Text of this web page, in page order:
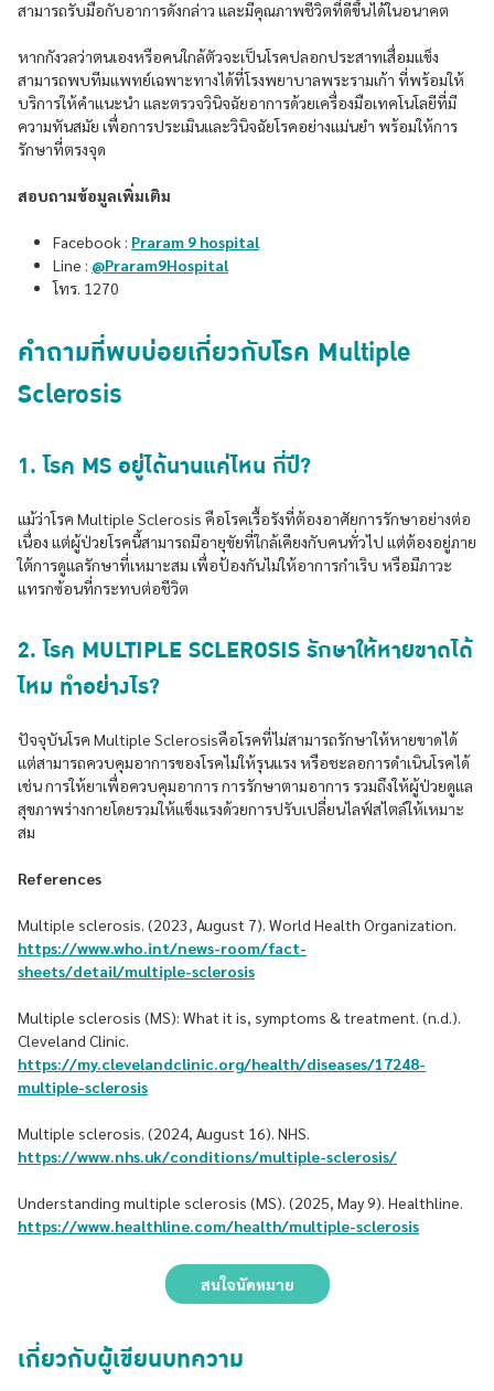
สามารถรับมือกับอาการดังกล่าว และมีคุณภาพชีวิตที่ดีขึ้นได้ในอนาคต
หากกังวลว่าตนเองหรือคนใกล้ตัวจะเป็นโรคปลอกประสาทเสื่อมแข็ง
สามารถพบทีมแพทย์เฉพาะทางได้ที่โรงพยาบาลพระรามเก้า ที่พร้อมให้
บริการให้คำแนะนำ และตรวจวินิจฉัยอาการด้วยเครื่องมือเทคโนโลยีที่มี
ความทันสมัย เพื่อการประเมินและวินิจฉัยโรคอย่างแม่นยำ พร้อมให้การ
รักษาที่ตรงจุด
สอบถามข้อมูลเพิ่มเติม
Facebook : Praram 9 hospital
Line : @Praram9Hospital
โทร. 1270
คำถามที่พบบ่อยเกี่ยวกับโรค Multiple
Sclerosis
1. โรค MS อยู่ได้นานแค่ไหน กี่ปี?
แม้ว่าโรค Multiple Sclerosis คือโรคเรื้อรังที่ต้องอาศัยการรักษาอย่างต่อ
เนื่อง แต่ผู้ป่วยโรคนี้สามารถมีอายุขัยที่ใกล้เคียงกับคนทั่วไป แต่ต้องอยู่ภาย
ใต้การดูแลรักษาที่เหมาะสม เพื่อป้องกันไม่ให้อาการกำเริบ หรือมีภาวะ
แทรกซ้อนที่กระทบต่อชีวิต
2. โรค MULTIPLE SCLEROSIS รักษาให้หายขาดได้
ไหม ทำอย่างไร?
ปัจจุบันโรค Multiple Sclerosisคือโรคที่ไม่สามารถรักษาให้หายขาดได้
แต่สามารถควบคุมอาการของโรคไม่ให้รุนแรง หรือชะลอการดำเนินโรคได้
เช่น การให้ยาเพื่อควบคุมอาการ การรักษาตามอาการ รวมถึงให้ผู้ป่วยดูแล
สุขภาพร่างกายโดยรวมให้แข็งแรงด้วยการปรับเปลี่ยนไลฟ์สไตล์ให้เหมาะ
สม
References
Multiple sclerosis. (2023, August 7). World Health Organization.
https://www.who.int/news-room/fact-
sheets/detail/multiple-sclerosis
Multiple sclerosis (MS): What it is, symptoms & treatment. (n.d.).
Cleveland Clinic.
https://my.clevelandclinic.org/health/diseases/17248-
multiple-sclerosis
Multiple sclerosis. (2024, August 16). NHS.
https://www.nhs.uk/conditions/multiple-sclerosis/
Understanding multiple sclerosis (MS). (2025, May 9). Healthline.
https://www.healthline.com/health/multiple-sclerosis
สนใจนัดหมาย
เกี่ยวกับผู้เขียนบทความ